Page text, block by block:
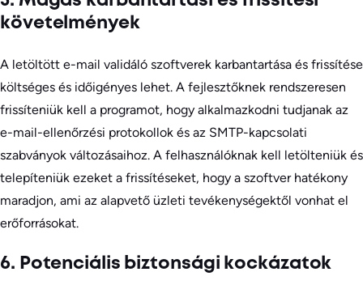
követelmények
A letöltött e-mail validáló szoftverek karbantartása és frissítése
költséges és időigényes lehet. A fejlesztőknek rendszeresen
frissíteniük kell a programot, hogy alkalmazkodni tudjanak az
e-mail-ellenőrzési protokollok és az SMTP-kapcsolati
szabványok változásaihoz. A felhasználóknak kell letölteniük és
telepíteniük ezeket a frissítéseket, hogy a szoftver hatékony
maradjon, ami az alapvető üzleti tevékenységektől vonhat el
erőforrásokat.
6. Potenciális biztonsági kockázatok